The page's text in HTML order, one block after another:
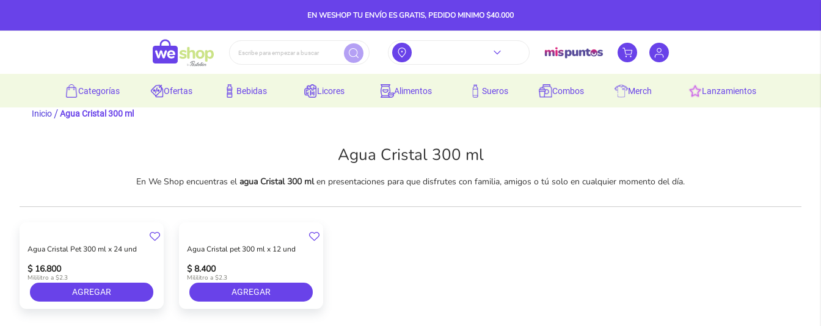
EN WESHOP TU ENVÍO ES GRATIS, PEDIDO MINIMO $40.000
categorías ofertas bebidas licores alimentos sueros combos merch lanzamientos
Inicio Agua Cristal 300 ml
Agua Cristal 300 ml
En We Shop encuentras el agua Cristal 300 mlen presentaciones para que disfrutes con familia, amigos o tú solo en cualquier momento del día.
Agua Cristal Pet 300 ml x 24 und
$ 16.800
Mililitro a $2.3
AGREGAR
Agua Cristal pet 300 ml x 12 und
$ 8.400
Mililitro a $2.3
AGREGAR